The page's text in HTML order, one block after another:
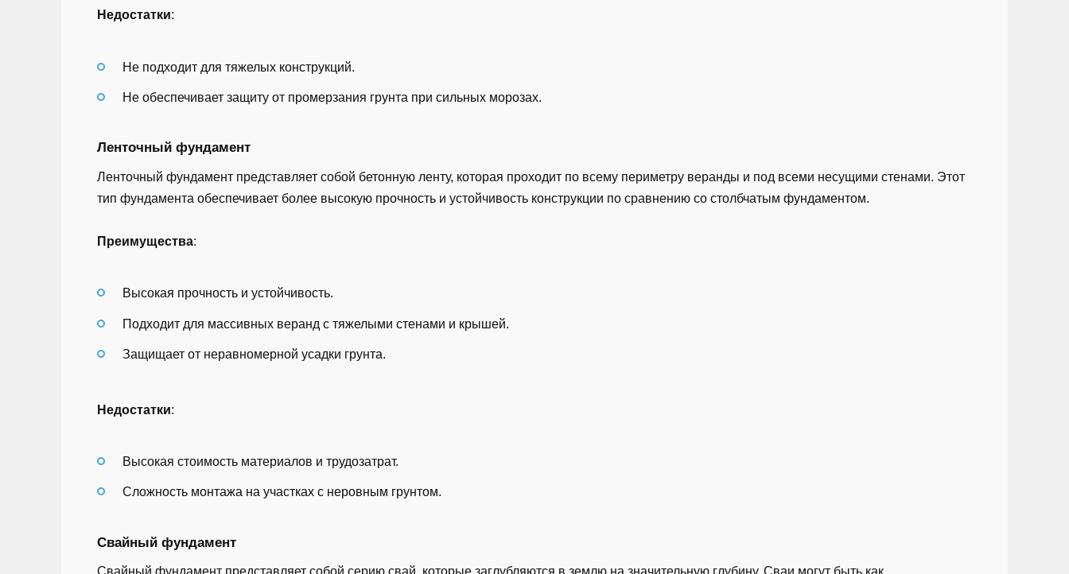
Недостатки:
Не подходит для тяжелых конструкций.
Не обеспечивает защиту от промерзания грунта при сильных морозах.
Ленточный фундамент
Ленточный фундамент представляет собой бетонную ленту, которая проходит по всему периметру веранды и под всеми несущими стенами. Этот
тип фундамента обеспечивает более высокую прочность и устойчивость конструкции по сравнению со столбчатым фундаментом.
Преимущества:
Высокая прочность и устойчивость.
Подходит для массивных веранд с тяжелыми стенами и крышей.
Защищает от неравномерной усадки грунта.
Недостатки:
Высокая стоимость материалов и трудозатрат.
Сложность монтажа на участках с неровным грунтом.
Свайный фундамент